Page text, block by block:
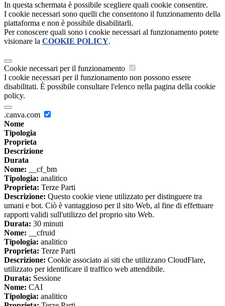
In questa schermata è possibile scegliere quali cookie consentire.
I cookie necessari sono quelli che consentono il funzionamento della
piattaforma e non è possibile disabilitarli.
Per conoscere quali sono i cookie necessari al funzionamento potete
visionare la COOKIE POLICY.
Cookie necessari per il funzionamento
I cookie necessari per il funzionamento non possono essere
disabilitati. È possibile consultare l'elenco nella pagina della cookie
policy.
.canva.com
Nome
Tipologia
Proprieta
Descrizione
Durata
Nome: __cf_bm
Tipologia: analitico
Proprieta: Terze Parti
Descrizione: Questo cookie viene utilizzato per distinguere tra
umani e bot. Ciò è vantaggioso per il sito Web, al fine di effettuare
rapporti validi sull'utilizzo del proprio sito Web.
Durata: 30 minuti
Nome: __cfruid
Tipologia: analitico
Proprieta: Terze Parti
Descrizione: Cookie associato ai siti che utilizzano CloudFlare,
utilizzato per identificare il traffico web attendibile.
Durata: Sessione
Nome: CAI
Tipologia: analitico